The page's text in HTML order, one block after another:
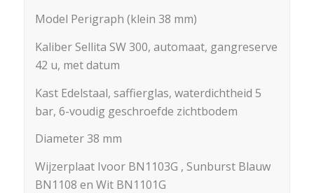
Model Perigraph (klein 38 mm)
Kaliber Sellita SW 300, automaat, gangreserve
42 u, met datum
Kast Edelstaal, saffierglas, waterdichtheid 5
bar, 6-voudig geschroefde zichtbodem
Diameter 38 mm
Wijzerplaat Ivoor BN1103G , Sunburst Blauw
BN1108 en Wit BN1101G